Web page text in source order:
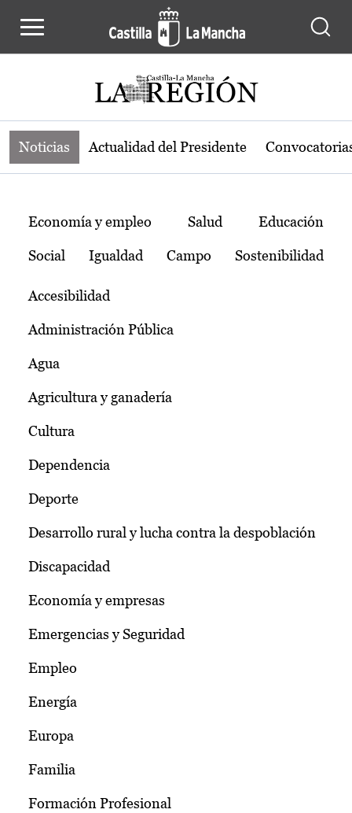
Noticias de la región de Castilla-La
Noticias Actualidad del Presidente
Temas
Economía y empleo Salud Educación
Social Igualdad Campo Sostenibilidad
Accesibilidad
Administración Pública
Agua
Agricultura y ganadería
Cultura
Dependencia
Deporte
Desarrollo rural y lucha contra la despoblación
Discapacidad
Economía y empresas
Emergencias y Seguridad
Empleo
Energía
Europa
Familia
Formación Profesional